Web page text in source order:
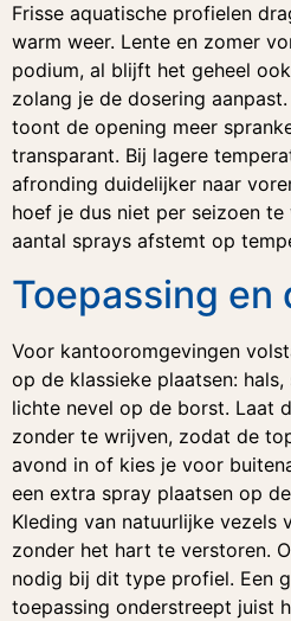
Frisse aquatische profielen
warm weer. Lente en zomer
podium, al blijft het geheel
zolang je de dosering
toont de opening meer
transparant. Bij lagere
afronding duidelijker naar
hoef je dus niet per seizoen
aantal sprays afstemt op
Toepassing en
Voor kantooromgevingen
op de klassieke plaatsen:
lichte nevel op de borst. Laat
zonder te wrijven, zodat de
avond in of kies je voor
een extra spray plaatsen op
Kleding van natuurlijke vezels
zonder het hart te verstoren.
nodig bij dit type profiel. Een
toepassing onderstreept juist